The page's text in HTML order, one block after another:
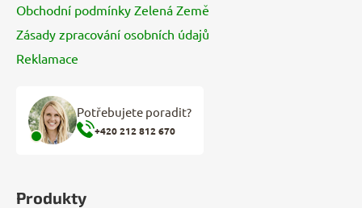
Obchodní podmínky Zelená Země
Zásady zpracování osobních údajů
Reklamace
Potřebujete poradit?
+420 212 812 670
Produkty